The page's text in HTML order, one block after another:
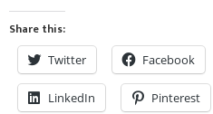
Share this:
Twitter Facebook
LinkedIn Pinterest